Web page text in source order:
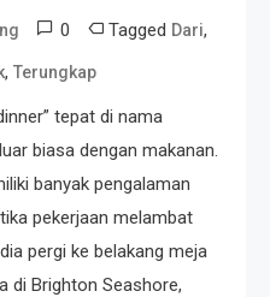
0 Tagged Dari,
, Terungkap
tepat di nama
biasa dengan makanan.
banyak pengalaman
pekerjaan melambat
pergi ke belakang meja
di Brighton Seashore,